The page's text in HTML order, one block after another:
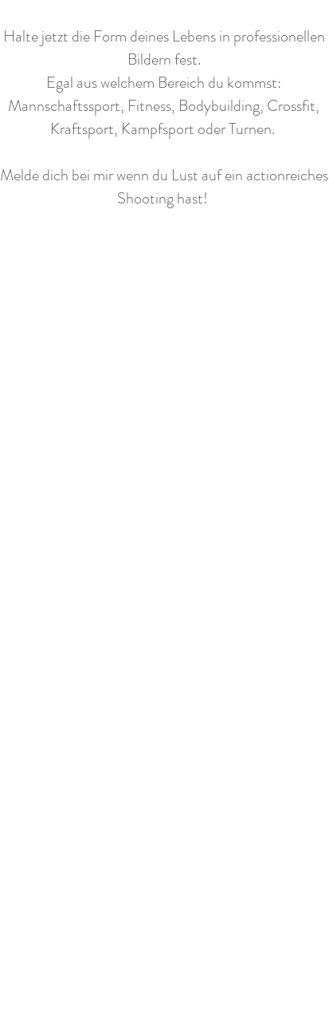
Halte jetzt die Form deines Lebens in professionellen
Bildern fest.
Egal aus welchem Bereich du kommst:
Mannschaftssport, Fitness, Bodybuilding, Crossfit,
Kraftsport, Kampfsport oder Turnen.
Melde dich bei mir wenn du Lust auf ein actionreiches
Shooting hast!